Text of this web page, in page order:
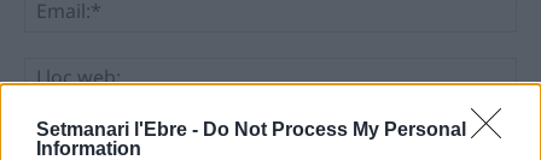
Setmanari l'Ebre - Do Not Process My Personal
Information
Deseu el meu nom, el correu electrònic i el lloc web en